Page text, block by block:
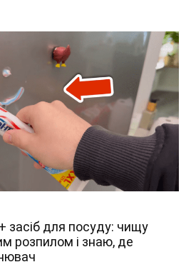
засіб для посуду: чищу
розпилом і знаю, де